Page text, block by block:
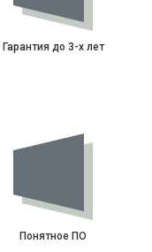
Гарантия до 3-х лет
Понятное ПО